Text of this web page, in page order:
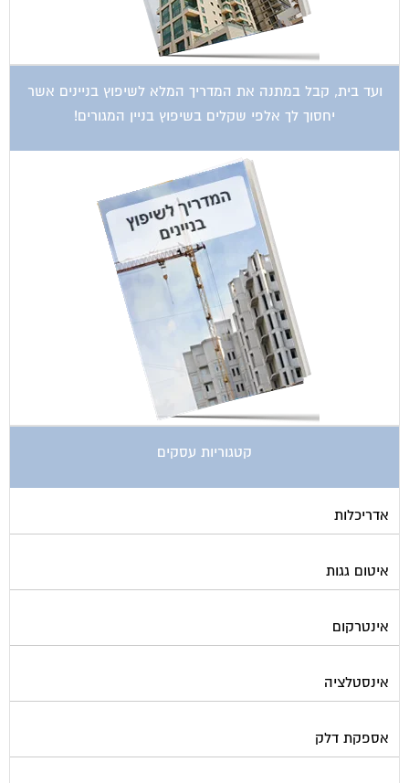
ועד בית, קבל במתנה את המדריך המלא לשיפוץ בניינים אשר
יחסוך לך אלפי שקלים בשיפוץ בניין המגורים!
קטגוריות עסקים
אדריכלות
איטום גגות
אינטרקום
אינסטלציה
אספקת דלק